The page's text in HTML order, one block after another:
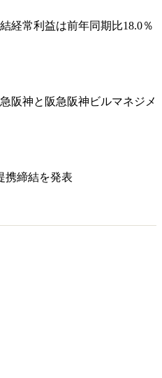
経常利益は前年同期比18.0％
阪神と阪急阪神ビルマネジメ
携締結を発表